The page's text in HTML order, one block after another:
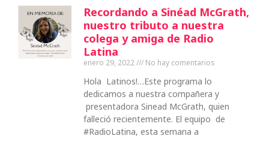
Recordando a Sinéad McGrath,
nuestro tributo a nuestra
colega y amiga de Radio
Latina
enero 29, 2022 No hay comentarios
Hola Latinos!…Este programa lo
dedicamos a nuestra compañera y
presentadora Sinead McGrath, quien
falleció recientemente. El equipo de
#RadioLatina, esta semana a